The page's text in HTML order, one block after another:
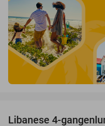
Libanese 4-